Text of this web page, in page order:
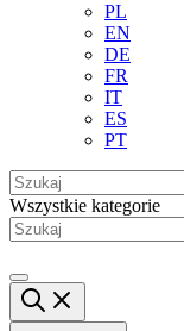
PL
EN
DE
FR
IT
ES
PT
Wszystkie kategorie